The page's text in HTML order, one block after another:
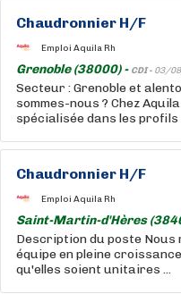
Chaudronnier H/F
Emploi Aquila Rh
Grenoble (38000) - CDI - 03/
Secteur : Grenoble et
sommes-nous ? Chez
spécialisée dans les profils
Chaudronnier H/F
Emploi Aquila Rh
Saint-Martin-d'Hères
Description du poste Nous
équipe en pleine
qu'elles soient unitaires ...